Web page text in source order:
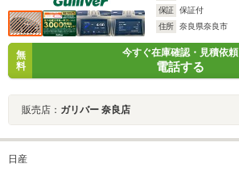
保証
保証付
住所
奈良県奈良市
無
料
今すぐ在庫確認・見積依頼
電話する
販売店： ガリバー 奈良店
日産